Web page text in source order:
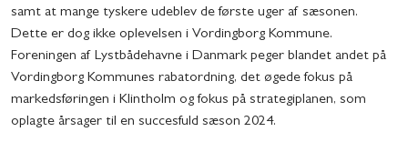
samt at mange tyskere udeblev de første uger af sæsonen.
Dette er dog ikke oplevelsen i Vordingborg Kommune.
Foreningen af Lystbådehavne i Danmark peger blandet andet på
Vordingborg Kommunes rabatordning, det øgede fokus på
markedsføringen i Klintholm og fokus på strategiplanen, som
oplagte årsager til en succesfuld sæson 2024.